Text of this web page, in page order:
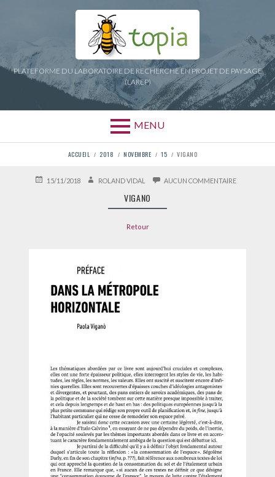
PLATEFORME DU LABORATOIRE DE RECHERCHE EN PROJET DE PAYSAGE
(LAREP)
MENU
D'ARIANE
ACCUEIL 2018 NOVEMBRE 15 VIGANO
PUBLIÉ15/11/2018 AUTEURROLAND VIDAL AUCUN COMMENTAIRESUR
VIGANO
Retour